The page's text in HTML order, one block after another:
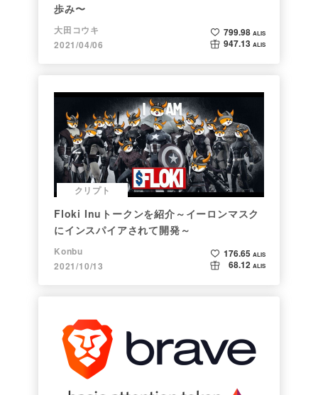
歩み〜
大田コウキ
2021/04/06
799.98 ALIS
947.13 ALIS
クリプト
Floki Inuトークンを紹介～イーロンマスク
にインスパイアされて開発～
Konbu
2021/10/13
176.65 ALIS
68.12 ALIS